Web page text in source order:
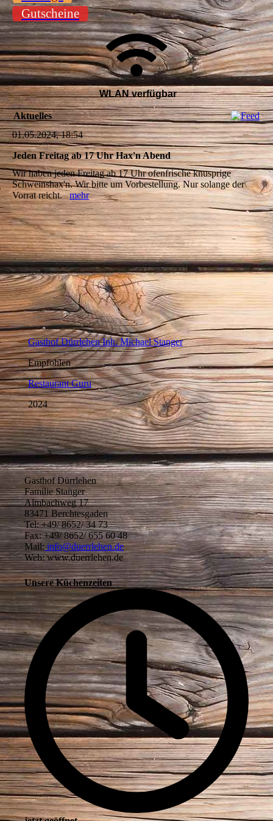
Gutscheine
WLAN verfügbar
Aktuelles
01.05.2024, 18:54
Jeden Freitag ab 17 Uhr Hax'n Abend
Wir haben jeden Freitag ab 17 Uhr ofenfrische knusprige
Schweinshax'n. Wir bitte um Vorbestellung. Nur solange der
Vorrat reicht.mehr
Gasthof Dürrlehen
Familie Stanger
Almbachweg 17
83471 Berchtesgaden
Tel: +49/ 8652/ 34 73
Fax: +49/ 8652/ 655 60 48
Mail:info@duerrlehen.de
Web: www.duerrlehen.de
Unsere Küchenzeiten